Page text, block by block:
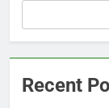
Recent